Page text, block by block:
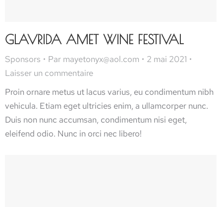
GLAVRIDA AMET WINE FESTIVAL
Sponsors Par mayetonyx@aol.com
2 mai 2021
Laisser un commentaire
Proin ornare metus ut lacus varius, eu condimentum nibh
vehicula. Etiam eget ultricies enim, a ullamcorper nunc.
Duis non nunc accumsan, condimentum nisi eget,
eleifend odio. Nunc in orci nec libero!